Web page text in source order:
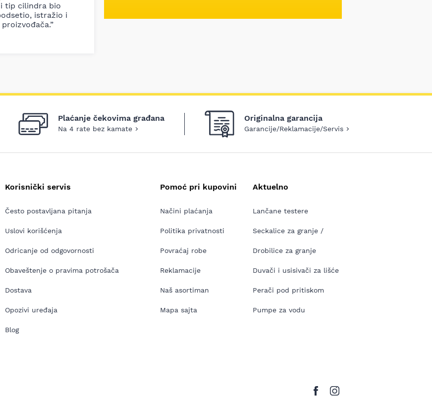
tip cilindra bio
istražio i
Plaćanje čekovima građana
Na 4 rate bez kamate
Originalna garancija
Garancije/Reklamacije/Servis
Korisnički servis
Često postavljana pitanja
Uslovi korišćenja
Odricanje od odgovornosti
Obaveštenje o pravima potrošača
Dostava
Opozivi uređaja
Blog
Pomoć pri kupovini
Načini plaćanja
Politika privatnosti
Povraćaj robe
Reklamacije
Naš asortiman
Mapa sajta
Aktuelno
Lančane testere
Seckalice za granje /
Drobilice za granje
Duvači i usisivači za lišće
Perači pod pritiskom
Pumpe za vodu